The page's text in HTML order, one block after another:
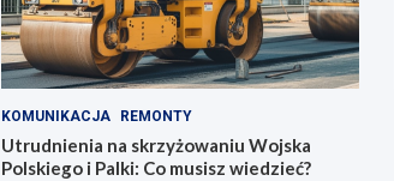
KOMUNIKACJA REMONTY
Utrudnienia na skrzyżowaniu Wojska
Polskiego i Palki: Co musisz wiedzieć?